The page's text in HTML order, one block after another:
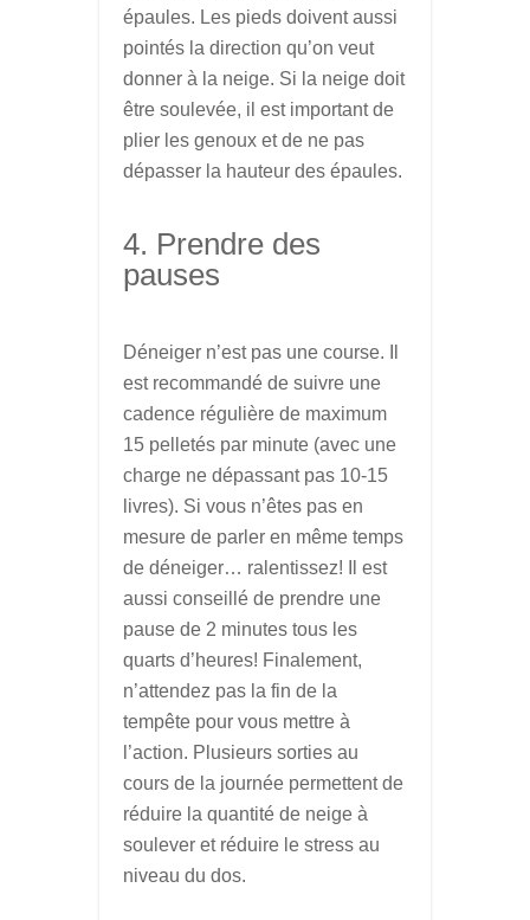
épaules. Les pieds doivent aussi
pointés la direction qu’on veut
donner à la neige. Si la neige doit
être soulevée, il est important de
plier les genoux et de ne pas
dépasser la hauteur des épaules.
4. Prendre des
pauses
Déneiger n’est pas une course. Il
est recommandé de suivre une
cadence régulière de maximum
15 pelletés par minute (avec une
charge ne dépassant pas 10-15
livres). Si vous n’êtes pas en
mesure de parler en même temps
de déneiger… ralentissez! Il est
aussi conseillé de prendre une
pause de 2 minutes tous les
quarts d’heures! Finalement,
n’attendez pas la fin de la
tempête pour vous mettre à
l’action. Plusieurs sorties au
cours de la journée permettent de
réduire la quantité de neige à
soulever et réduire le stress au
niveau du dos.